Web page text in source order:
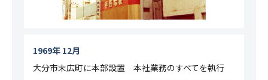
1969年 12月
大分市末広町に本部設置 本社業務のすべてを執行